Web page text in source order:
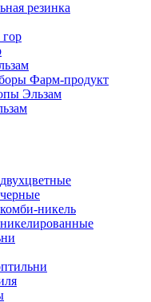
резинка
гор
Фарм-продукт
Эльзам
никель